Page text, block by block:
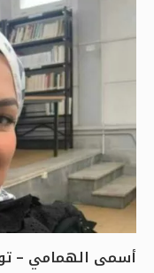
أسمى الهمامي –